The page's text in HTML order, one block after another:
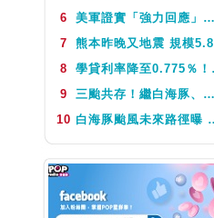
6
美軍證實「強力回應」伊朗飛彈襲擊 國際油價急漲後仍守穩90美元之上
7
熊本昨晚又地震 規模5.8深度極淺 最大震度5弱、氣象廳籲留意餘震
8
學貸利率降至0.775％！台銀8月1日起受理申請 寬限期延長2年
9
三颱共存！繼白海豚、鯨魚後昌鴻颱風生成 氣象署揭對台影響
10 白海豚颱風未來路徑曝 今體感飆39度 午後山區防大雨